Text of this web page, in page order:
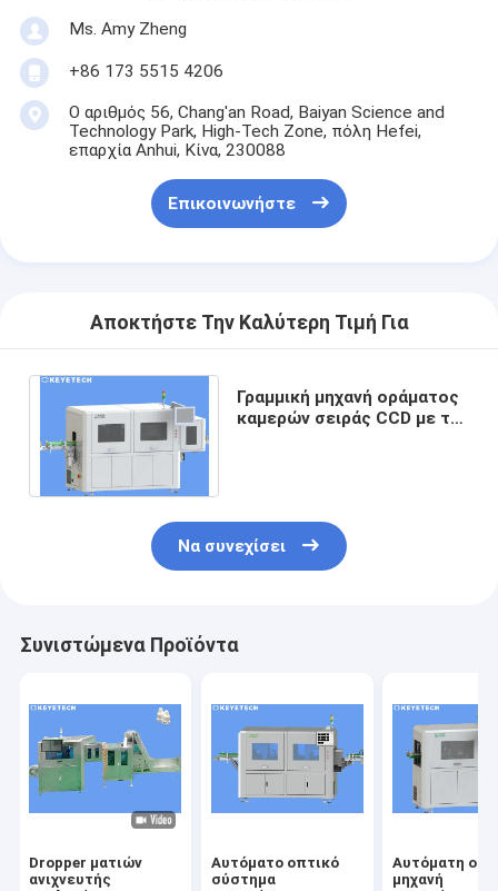
Ms. Amy Zheng
+86 173 5515 4206
Ο αριθμός 56, Chang'an Road, Baiyan Science and
Technology Park, High-Tech Zone, πόλη Hefei,
επαρχία Anhui, Κίνα, 230088
Επικοινωνήστε
Αποκτήστε Την Καλύτερη Τιμή Για
Γραμμική μηχανή οράματος
καμερών σειράς CCD με το
Να συνεχίσει
Συνιστώμενα Προϊόντα
Dropper ματιών
ανιχνευτής
Αυτόματο οπτικό
σύστημα
Αυτόματη
μηχανή